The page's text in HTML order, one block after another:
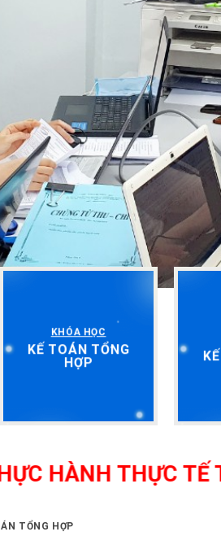
KHÓA HỌC
KẾ TOÁN TỔNG
HỢP
THỰC TẾ TẠI
TỔNG HỢP